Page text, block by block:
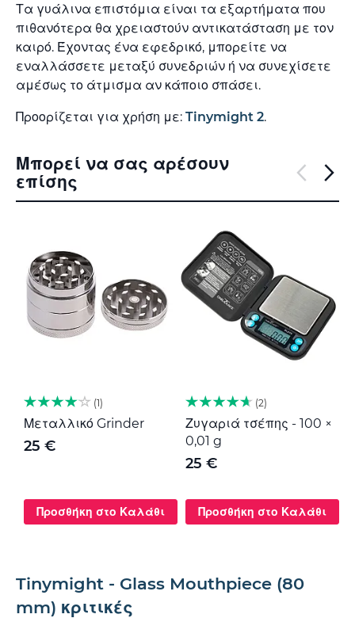
Τα γυάλινα επιστόμια είναι τα εξαρτήματα που
πιθανότερα θα χρειαστούν αντικατάσταση με τον
καιρό. Έχοντας ένα εφεδρικό, μπορείτε να
εναλλάσσετε μεταξύ συνεδριών ή να συνεχίσετε
αμέσως το άτμισμα αν κάποιο σπάσει.
Προορίζεται για χρήση με: Tinymight 2.
Μπορεί να σας αρέσουν
επίσης
1
Μεταλλικό Grinder
25 €
Προσθήκη στο Καλάθι
2
Ζυγαριά τσέπης - 100 ×
0,01 g
25 €
Προσθήκη στο Καλάθι
Tinymight - Glass Mouthpiece (80
mm) κριτικές